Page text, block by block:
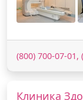
(800) 700-07-01,
Клиника